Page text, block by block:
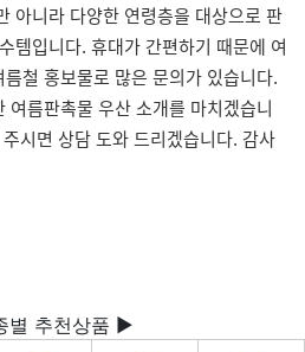
아니라 다양한 연령층을 대상으로 판
템입니다. 휴대가 간편하기 때문에 여
철 홍보물로 많은 문의가 있습니다.
여름판촉물 우산 소개를 마치겠습니
시면 상담 도와 드리겠습니다. 감사
별 추천상품 ▶